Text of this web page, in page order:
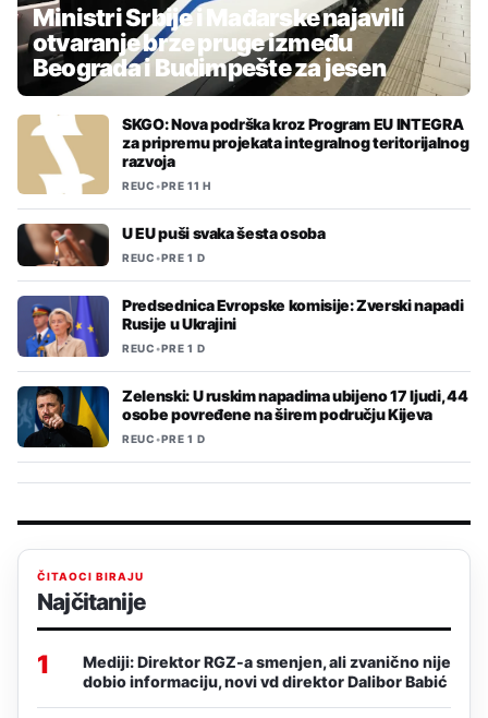
Ministri Srbije i Mađarske najavili
otvaranje brze pruge između
Beograda i Budimpešte za jesen
SKGO: Nova podrška kroz Program EU INTEGRA
za pripremu projekata integralnog teritorijalnog
razvoja
REUC•PRE 11 H
U EU puši svaka šesta osoba
REUC•PRE 1 D
Predsednica Evropske komisije: Zverski napadi
Rusije u Ukrajini
REUC•PRE 1 D
Zelenski: U ruskim napadima ubijeno 17 ljudi, 44
osobe povređene na širem području Kijeva
REUC•PRE 1 D
ČITAOCI BIRAJU
Najčitanije
1
Mediji: Direktor RGZ-a smenjen, ali zvanično nije
dobio informaciju, novi vd direktor Dalibor Babić